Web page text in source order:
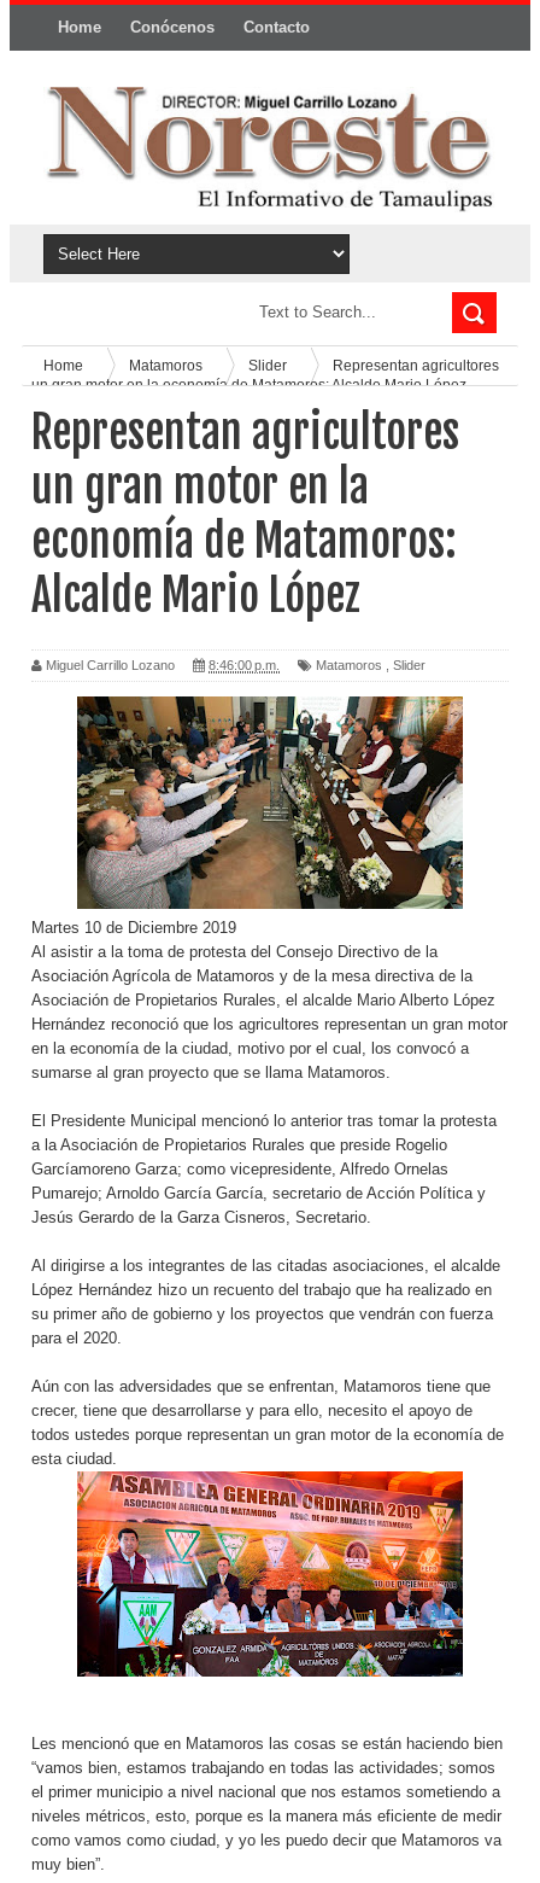
Home Conócenos Contacto
Home Matamoros Slider
Representan agricultores
un gran motor en la economía de Matamoros: Alcalde Mario López
Representan agricultores
un gran motor en la
economía de Matamoros:
Alcalde Mario López
Miguel Carrillo Lozano 8:46:00 p.m. Matamoros Slider
Martes 10 de Diciembre 2019
Al asistir a la toma de protesta del Consejo Directivo de la
Asociación Agrícola de Matamoros y de la mesa directiva de la
Asociación de Propietarios Rurales, el alcalde Mario Alberto López
Hernández reconoció que los agricultores representan un gran motor
en la economía de la ciudad, motivo por el cual, los convocó a
sumarse al gran proyecto que se llama Matamoros.
El Presidente Municipal mencionó lo anterior tras tomar la protesta
a la Asociación de Propietarios Rurales que preside Rogelio
Garcíamoreno Garza; como vicepresidente, Alfredo Ornelas
Pumarejo; Arnoldo García García, secretario de Acción Política y
Jesús Gerardo de la Garza Cisneros, Secretario.
Al dirigirse a los integrantes de las citadas asociaciones, el alcalde
López Hernández hizo un recuento del trabajo que ha realizado en
su primer año de gobierno y los proyectos que vendrán con fuerza
para el 2020.
Aún con las adversidades que se enfrentan, Matamoros tiene que
crecer, tiene que desarrollarse y para ello, necesito el apoyo de
todos ustedes porque representan un gran motor de la economía de
esta ciudad.
Les mencionó que en Matamoros las cosas se están haciendo bien
“vamos bien, estamos trabajando en todas las actividades; somos
el primer municipio a nivel nacional que nos estamos sometiendo a
niveles métricos, esto, porque es la manera más eficiente de medir
como vamos como ciudad, y yo les puedo decir que Matamoros va
muy bien”.